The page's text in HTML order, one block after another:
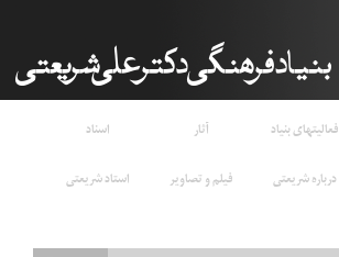
فعالیتهای بنیاد آثار
اسناد
درباره شریعتی فیلم و تصاویر
استاد شریعتی